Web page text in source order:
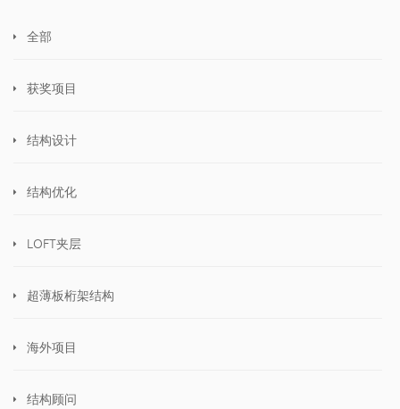
全部
获奖项目
结构设计
结构优化
LOFT夹层
超薄板桁架结构
海外项目
结构顾问